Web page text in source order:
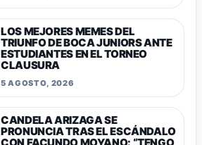
LOS MEJORES MEMES DEL
TRIUNFO DE BOCA JUNIORS ANTE
ESTUDIANTES EN EL TORNEO
CLAUSURA
5 AGOSTO, 2026
CANDELA ARIZAGA SE
PRONUNCIA TRAS EL ESCÁNDALO